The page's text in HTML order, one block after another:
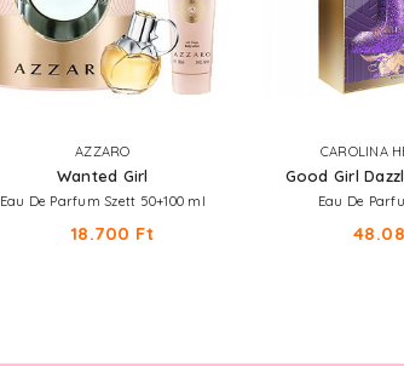
AZZARO
Wanted Girl
Eau De Parfum Szett 50+100 ml
18.700 Ft
CAROLINA
Good Girl
Eau De